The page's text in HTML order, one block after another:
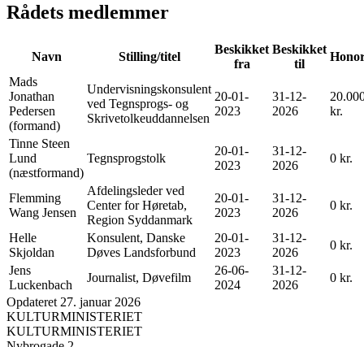
Rådets medlemmer
Navn Stilling/titel
Beskikket
fra
Beskikket
til
Mads
Jonathan
Pedersen
(formand)
Undervisningskonsulent
ved Tegnsprogs- og
Skrivetolkeuddannelsen
20-01-
2023
31-12-
2026
kr.
Tinne Steen
Lund
(næstformand)
Tegnsprogstolk
20-01-
2023
31-12-
2026
0 kr.
Flemming
Wang Jensen
Afdelingsleder ved
Center for Høretab,
Region Syddanmark
20-01-
2023
31-12-
2026
0 kr.
Helle
Skjoldan
Konsulent, Danske
Døves Landsforbund
20-01-
2023
31-12-
2026
0 kr.
Jens
Luckenbach
Journalist, Døvefilm
26-06-
2024
31-12-
2026
0 kr.
Opdateret 27. januar 2026
KULTURMINISTERIET
KULTURMINISTERIET